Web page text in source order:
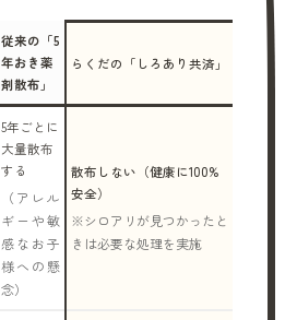
従来の「5
年おき薬
剤散布」
らくだの「しろあり共済」
5年ごとに
大量散布
する
（アレル
ギーや敏
感なお子
様への懸
念）
散布しない（健康に100%
安全）
※シロアリが見つかったと
きは必要な処理を実施